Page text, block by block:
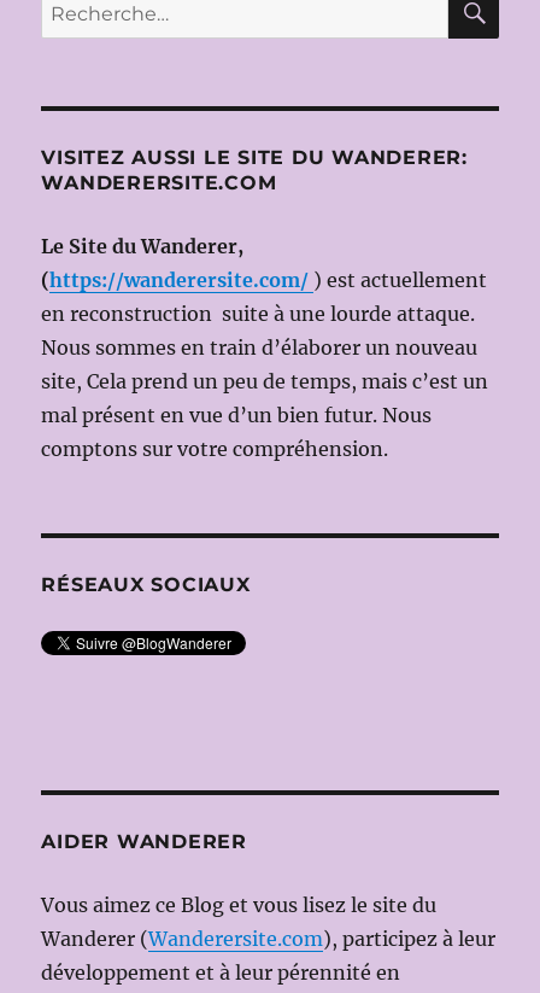
2010:
LA
l’OPERA
GARNIER
(JUAN
pour :
VISITEZ AUSSI LE SITE DU WANDERER:
WANDERERSITE.COM
Le Site du Wanderer,
(https://wanderersite.com/ ) est actuellement
en reconstruction suite à une lourde attaque.
Nous sommes en train d’élaborer un nouveau
site, Cela prend un peu de temps, mais c’est un
mal présent en vue d’un bien futur. Nous
comptons sur votre compréhension.
RÉSEAUX SOCIAUX
AIDER WANDERER
Vous aimez ce Blog et vous lisez le site du
Wanderer (Wanderersite.com), participez à leur
développement et à leur pérennité en